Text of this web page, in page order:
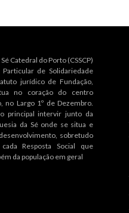
Catedral do Porto (CSSCP)
de Solidariedade
jurídico de Fundação,
no coração do centro
no Largo 1º de Dezembro.
principal intervir junto da
da Sé onde se situa e
sobretudo
Resposta Social que
da população em geral